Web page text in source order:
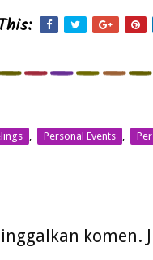
, Personal Events ,
komen.